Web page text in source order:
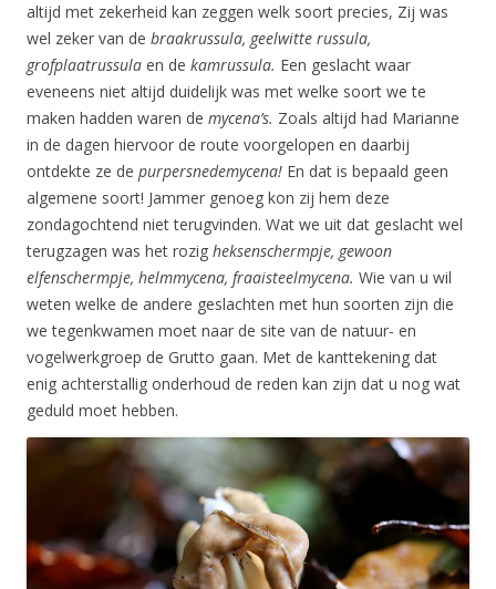
altijd met zekerheid kan zeggen welk soort precies, Zij was
wel zeker van de braakrussula, geelwitte russula,
grofplaatrussula en de kamrussula. Een geslacht waar
eveneens niet altijd duidelijk was met welke soort we te
maken hadden waren de mycena’s. Zoals altijd had Marianne
in de dagen hiervoor de route voorgelopen en daarbij
ontdekte ze de purpersnedemycena! En dat is bepaald geen
algemene soort! Jammer genoeg kon zij hem deze
zondagochtend niet terugvinden. Wat we uit dat geslacht wel
terugzagen was het rozig heksenschermpje, gewoon
elfenschermpje, helmmycena, fraaisteelmycena. Wie van u wil
weten welke de andere geslachten met hun soorten zijn die
we tegenkwamen moet naar de site van de natuur- en
vogelwerkgroep de Grutto gaan. Met de kanttekening dat
enig achterstallig onderhoud de reden kan zijn dat u nog wat
geduld moet hebben.